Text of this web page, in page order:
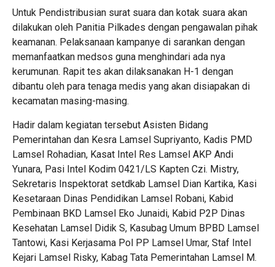
Untuk Pendistribusian surat suara dan kotak suara akan
dilakukan oleh Panitia Pilkades dengan pengawalan pihak
keamanan. Pelaksanaan kampanye di sarankan dengan
memanfaatkan medsos guna menghindari ada nya
kerumunan. Rapit tes akan dilaksanakan H-1 dengan
dibantu oleh para tenaga medis yang akan disiapakan di
kecamatan masing-masing.
Hadir dalam kegiatan tersebut Asisten Bidang
Pemerintahan dan Kesra Lamsel Supriyanto, Kadis PMD
Lamsel Rohadian, Kasat Intel Res Lamsel AKP Andi
Yunara, Pasi Intel Kodim 0421/LS Kapten Czi. Mistry,
Sekretaris Inspektorat setdkab Lamsel Dian Kartika, Kasi
Kesetaraan Dinas Pendidikan Lamsel Robani, Kabid
Pembinaan BKD Lamsel Eko Junaidi, Kabid P2P Dinas
Kesehatan Lamsel Didik S, Kasubag Umum BPBD Lamsel
Tantowi, Kasi Kerjasama Pol PP Lamsel Umar, Staf Intel
Kejari Lamsel Risky, Kabag Tata Pemerintahan Lamsel M.